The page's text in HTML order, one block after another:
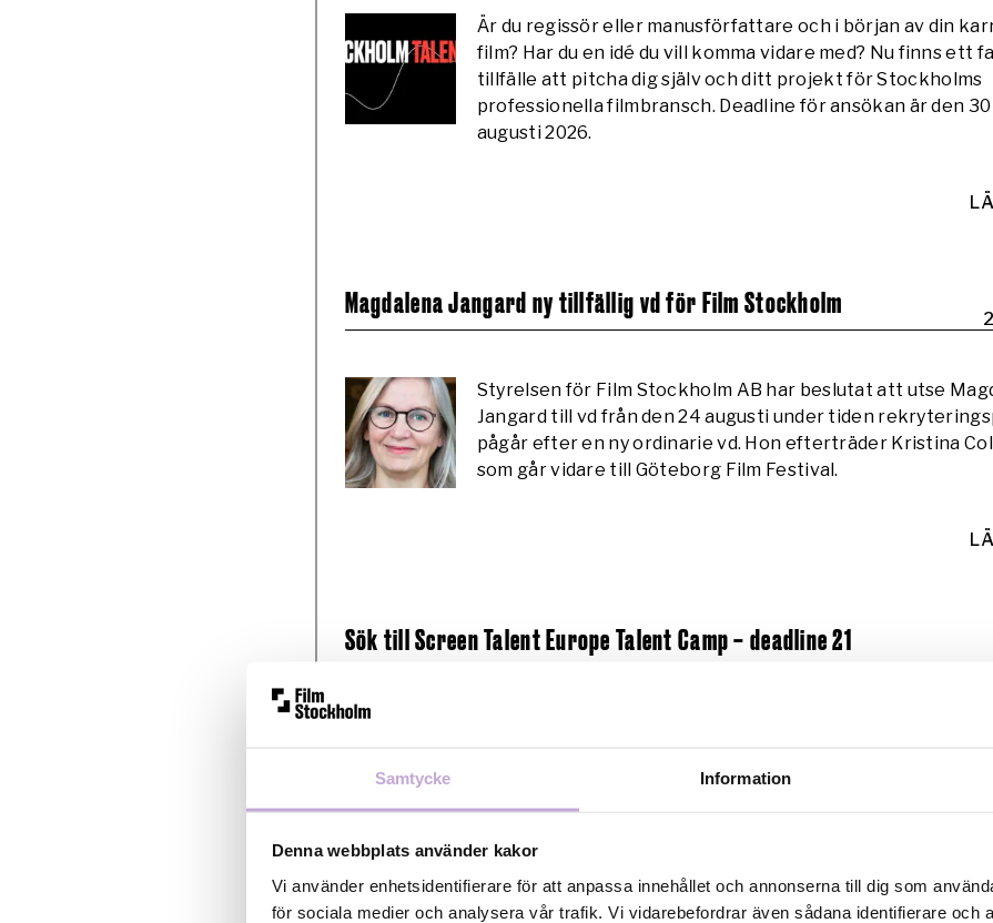
Samtycke Information
Denna webbplats använder kakor
Vi använder enhetsidentifierare för att anpassa innehållet och annonserna till dig som
för sociala medier och analysera vår trafik. Vi vidarebefordrar även sådana identifierare och
Är du regissör eller manusförfattare och i början av din
film? Har du en idé du vill komma vidare med? Nu finns ett
tillfälle att pitcha dig själv och ditt projekt för Stockholms
professionella filmbransch. Deadline för ansökan är den 30
augusti 2026.
Magdalena Jangard ny tillfällig vd för Film Stockholm
Styrelsen för Film Stockholm AB har beslutat att utse
Jangard till vd från den 24 augusti under tiden
pågår efter en ny ordinarie vd. Hon efterträder Kristina
som går vidare till Göteborg Film Festival.
Sök till Screen Talent Europe Talent Camp – deadline 21
Talangnätverket Screen Talent Europe, där Film